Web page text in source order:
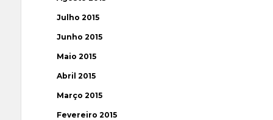
Julho 2015
Junho 2015
Maio 2015
Abril 2015
Março 2015
Fevereiro 2015